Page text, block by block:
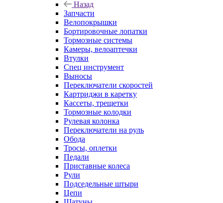
Назад
Запчасти
Велопокрышки
Бортировочные лопатки
Тормозные системы
Камеры, велоаптечки
Втулки
Спец инструмент
Выносы
Переключатели скоростей
Картриджи в каретку
Кассеты, трещетки
Тормозные колодки
Рулевая колонка
Переключатели на руль
Обода
Тросы, оплетки
Педали
Приставные колеса
Рули
Подседельные штыри
Цепи